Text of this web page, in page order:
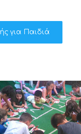
για Παιδιά